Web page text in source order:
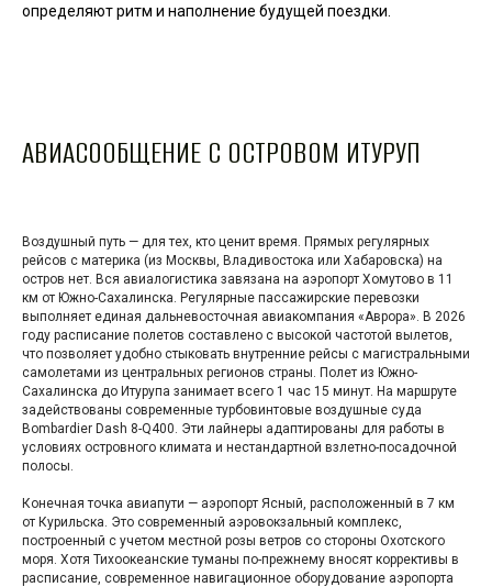
определяют ритм и наполнение будущей поездки.
АВИАСООБЩЕНИЕ С ОСТРОВОМ ИТУРУП
Воздушный путь — для тех, кто ценит время. Прямых регулярных
рейсов с материка (из Москвы, Владивостока или Хабаровска) на
остров нет. Вся авиалогистика завязана на аэропорт Хомутово в 11
км от Южно-Сахалинска. Регулярные пассажирские перевозки
выполняет единая дальневосточная авиакомпания «Аврора». В 2026
году расписание полетов составлено с высокой частотой вылетов,
что позволяет удобно стыковать внутренние рейсы с магистральными
самолетами из центральных регионов страны. Полет из Южно-
Сахалинска до Итурупа занимает всего 1 час 15 минут. На маршруте
задействованы современные турбовинтовые воздушные суда
Bombardier Dash 8-Q400. Эти лайнеры адаптированы для работы в
условиях островного климата и нестандартной взлетно-посадочной
полосы.
Конечная точка авиапути — аэропорт Ясный, расположенный в 7 км
от Курильска. Это современный аэровокзальный комплекс,
построенный с учетом местной розы ветров со стороны Охотского
моря. Хотя Тихоокеанские туманы по-прежнему вносят коррективы в
расписание, современное навигационное оборудование аэропорта